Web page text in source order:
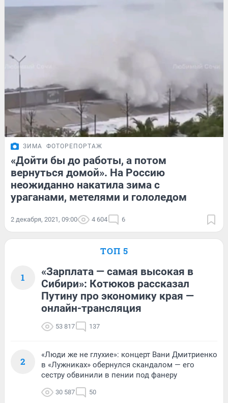
ЗИМА ФОТОРЕПОРТАЖ
«Дойти бы до работы, а потом
вернуться домой». На Россию
неожиданно накатила зима с
ураганами, метелями и гололедом
2 декабря, 2021, 09:00 4 604 6
ТОП 5
1
«Зарплата — самая высокая в
Сибири»: Котюков рассказал
Путину про экономику края —
онлайн-трансляция
53 817 137
2
«Люди же не глухие»: концерт Вани Дмитриенко
в «Лужниках» обернулся скандалом — его
сестру обвинили в пении под фанеру
30 587 50